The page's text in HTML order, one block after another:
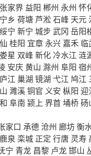
张家界 益阳 郴州 永州 怀
宁乡 荷塘 芦淞石峰 天元
绥宁 新宁 城步 武冈 岳阳
桂阳 宜章 永兴 嘉禾 临
娄星 双峰 新化 冷水江 涟
安庆黄山 滁州 阜阳 宿
庐江 巢湖 镜湖 弋江 鸠江
濉溪铜官 义安 枞阳 迎
阜南 颍上 界首埇桥砀
家口 承德 沧州 廊坊衡
鹿泉 栾城 正定 行唐 灵寿
宁 青龙 昌黎 卢龙邯山